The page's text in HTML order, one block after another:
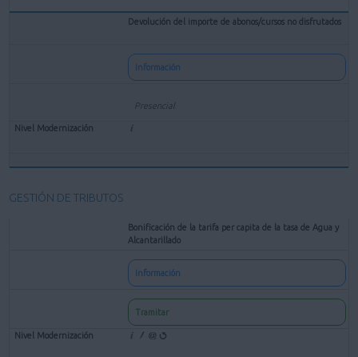
Devolución del importe de abonos/cursos no disfrutados
Información
Presencial
GESTIÓN DE TRIBUTOS
Bonificación de la tarifa per capita de la tasa de Agua y
Alcantarillado
Información
Tramitar